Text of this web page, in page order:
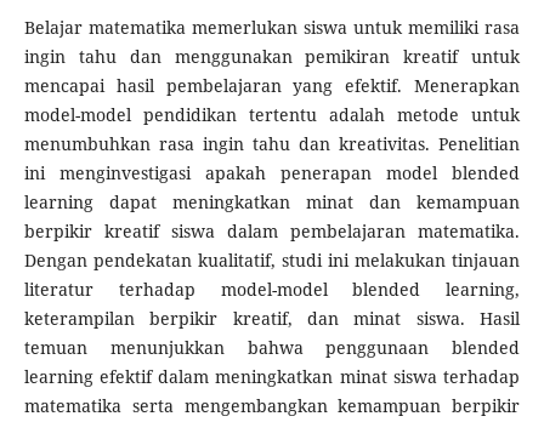
Belajar matematika memerlukan siswa untuk memiliki rasa
ingin tahu dan menggunakan pemikiran kreatif untuk
mencapai hasil pembelajaran yang efektif. Menerapkan
model-model pendidikan tertentu adalah metode untuk
menumbuhkan rasa ingin tahu dan kreativitas. Penelitian
ini menginvestigasi apakah penerapan model blended
learning dapat meningkatkan minat dan kemampuan
berpikir kreatif siswa dalam pembelajaran matematika.
Dengan pendekatan kualitatif, studi ini melakukan tinjauan
literatur terhadap model-model blended learning,
keterampilan berpikir kreatif, dan minat siswa. Hasil
temuan menunjukkan bahwa penggunaan blended
learning efektif dalam meningkatkan minat siswa terhadap
matematika serta mengembangkan kemampuan berpikir